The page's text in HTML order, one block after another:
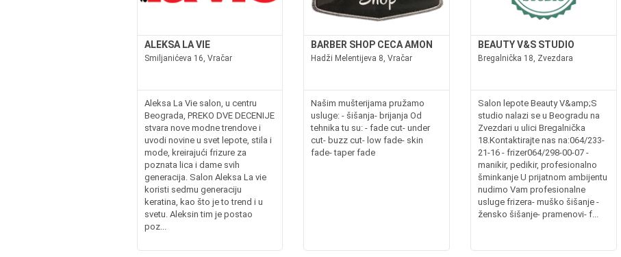
ALEKSA LA VIE
Smiljanićeva 16, Vračar
Aleksa La Vie salon, u centru
Beograda, PREKO DVE DECENIJE
stvara nove modne trendove i
uvodi novine u svet lepote, stila i
mode, kreirajući frizure za
poznata lica i dame svih
generacija. Salon Aleksa La vie
koristi sedmu generaciju
keratina, kao što je to trend i u
svetu. Aleksin tim je postao
poz...
BARBER SHOP CECA AMON
Hadži Melentijeva 8, Vračar
Našim mušterijama pružamo
usluge: - šišanja- brijanja Od
tehnika tu su: - fade cut- under
cut- buzz cut- low fade- skin
fade- taper fade
BEAUTY V&S STUDIO
Bregalnička 18, Zvezdara
Salon lepote Beauty V&amp;S
studio nalazi se u Beogradu na
Zvezdari u ulici Bregalnička
18.Kontaktirajte nas na:064/233-
21-16 - frizer064/298-00-07 -
manikir, pedikir, profesionalno
šminkanje U prijatnom ambijentu
nudimo Vam profesionalne
usluge frizera- muško šišanje -
žensko šišanje- pramenovi- f...